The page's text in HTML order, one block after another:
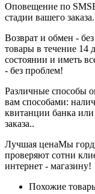
Оповещение по SMS
стадии вашего заказа.
Возврат и обмен -
товары в течение 14
состоянии и иметь
- без проблем!
Различные способы
вам способами:
квитанции банка
заказа..
Лучшая ценаМы
проверяют сотни
интернет - магазину!
Похожие